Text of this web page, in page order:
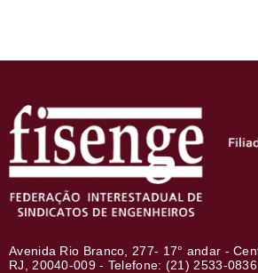
Avenida Rio Branco, 277- 17° andar -
RJ, 20040-009 - Telefone: (21) 2533-0836